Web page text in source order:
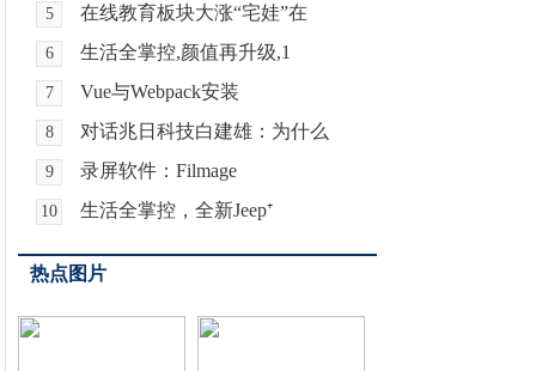
5 在线教育板块大涨“宅娃”在
6 生活全掌控,颜值再升级,1
7 Vue与Webpack安装
8 对话兆日科技白建雄：为什么
9 录屏软件：Filmage
10 生活全掌控，全新Jeep⁺
热点图片